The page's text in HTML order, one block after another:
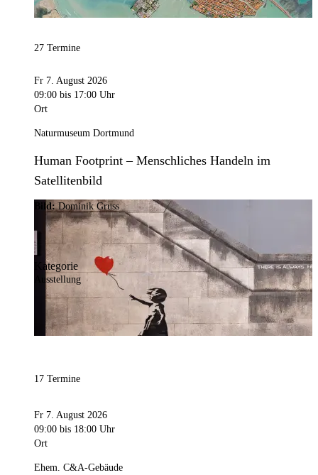
27 Termine
Fr 7. August 2026
09:00 bis 17:00 Uhr
Ort
Naturmuseum Dortmund
Human Footprint – Menschliches Handeln im
Satellitenbild
Bild:Dominik Gruss
Kategorie
Ausstellung
17 Termine
Fr 7. August 2026
09:00 bis 18:00 Uhr
Ort
Ehem. C&A-Gebäude